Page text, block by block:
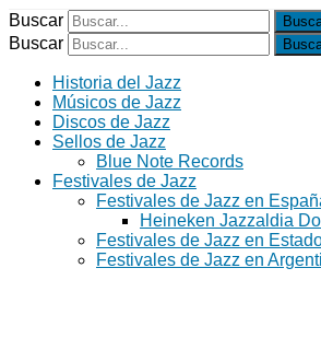
Buscar
Buscar
Historia del Jazz
Músicos de Jazz
Discos de Jazz
Sellos de Jazz
Blue Note Records
Festivales de Jazz
Festivales de Jazz en
Heineken Jazzaldia
Festivales de Jazz en
Festivales de Jazz en